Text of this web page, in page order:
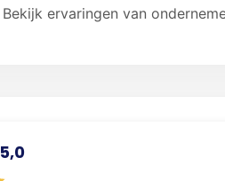
Bekijk ervaringen van
5,0